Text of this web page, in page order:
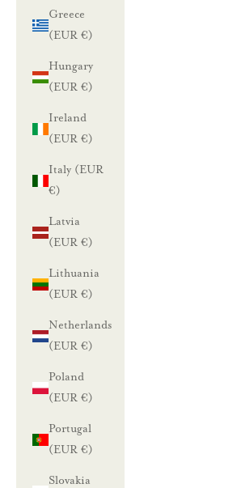
Greece
(EUR €)
Hungary
(EUR €)
Ireland
(EUR €)
Italy (EUR
€)
Latvia
(EUR €)
Lithuania
(EUR €)
Netherlands
(EUR €)
Poland
(EUR €)
Portugal
(EUR €)
Slovakia